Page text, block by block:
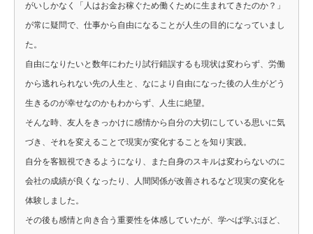
がいしかなく「人はお金お稼ぐため働くために生まれてきたのか？」
が常に疑問で、仕事から自由になることが人生の目的になっていまし
た。
自由になりたいと数年にわたり試行錯誤するも現状は変わらず、労働
から逃れられない先の人生と、なにより自由になった後の人生がどう
生きるのが幸せなのかもわからず、人生に絶望。
そんな時、友人をきっかけに感情から自分の大切にしている思いに気
づき、それを変えることで現実が変化することを知り実践。
自分を客観視できるようになり、また自身のスキルは変わらないのに
会社の成績が良くなったり、人間関係が改善されるなど現実の変化を
体験しました。
その後も感情と向き合う重要性を体感していたが、学べば学ぶほど、